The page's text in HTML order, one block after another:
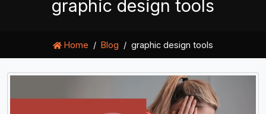
graphic design tools
Home Blog graphic design tools